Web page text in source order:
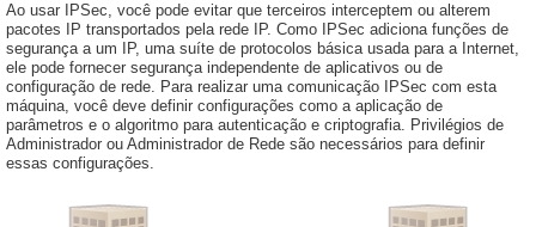
Ao usar IPSec, você pode evitar que terceiros interceptem ou alterem
pacotes IP transportados pela rede IP. Como IPSec adiciona funções de
segurança a um IP, uma suíte de protocolos básica usada para a Internet,
ele pode fornecer segurança independente de aplicativos ou de
configuração de rede. Para realizar uma comunicação IPSec com esta
máquina, você deve definir configurações como a aplicação de
parâmetros e o algoritmo para autenticação e criptografia. Privilégios de
Administrador ou Administrador de Rede são necessários para definir
essas configurações.